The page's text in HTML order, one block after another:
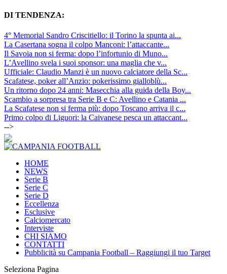
DI TENDENZA:
4° Memorial Sandro Criscitiello: il Torino la spunta ai...
La Casertana sogna il colpo Manconi: l’attaccante...
Il Savoia non si ferma: dopo l’infortunio di Muno...
L’Avellino svela i suoi sponsor: una maglia che v...
Ufficiale: Claudio Manzi è un nuovo calciatore della Sc...
Scafatese, poker all’Anzio: pokerissimo gialloblù...
Un ritorno dopo 24 anni: Masecchia alla guida della Boy...
Scambio a sorpresa tra Serie B e C: Avellino e Catania ...
La Scafatese non si ferma più: dopo Toscano arriva il c...
Primo colpo di Liguori: la Caivanese pesca un attaccant...
-->
HOME
NEWS
Serie B
Serie C
Serie D
Eccellenza
Esclusive
Calciomercato
Interviste
CHI SIAMO
CONTATTI
Pubblicità su Campania Football – Raggiungi il tuo Target
Seleziona Pagina